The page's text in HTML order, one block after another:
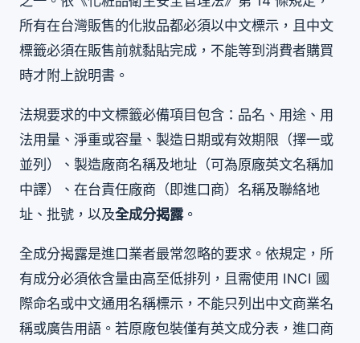
所有在台灣販售的化妝品都必須以中文標示，且中文
標籤必須在販售前就黏貼完成，不能等到消費者購買
時才附上說明書。
法規要求的中文標籤必備項目包含：品名、用途、用
法用量、淨重或容量、製造日期或有效期限（擇一或
並列）、製造廠商名稱及地址（可為原廠英文名稱加
中譯）、在台責任廠商（即進口商）名稱及聯絡地
址、批號，以及全成分揭露。
全成分揭露是進口業者最常忽略的要求。依規定，所
有成分必須依含量由高至低排列，且需使用 INCI 國
際命名或中文通用名稱標示，不能只列出中文商業名
稱或廣告用語。若原廠包裝僅有英文成分表，進口商